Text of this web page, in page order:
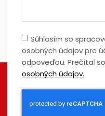
Súhlasím so
osobných údajov pre
odpoveďou. Prečítal
osobných údajov.